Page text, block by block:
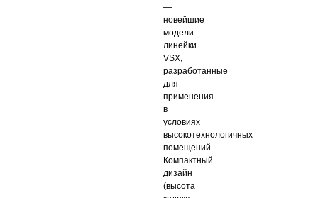
—
новейшие
модели
линейки
VSX,
разработанные
для
применения
в
условиях
высокотехнологичных
помещений.
Компактный
дизайн
(высота